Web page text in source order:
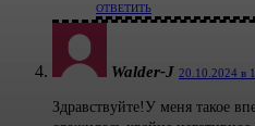
ОТВЕТИТЬ
Walder-J 20.10.2024 в
Здравствуйте!У меня такое